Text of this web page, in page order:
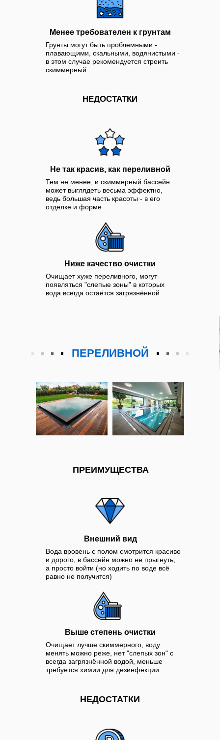
Менее требователен к грунтам
Грунты могут быть проблемными -
плавающими, скальными, водянистыми -
в этом случае рекомендуется строить
скиммерный
НЕДОСТАТКИ
Не так красив, как переливной
Тем не менее, и скиммерный бассейн
может выглядеть весьма эффектно,
ведь большая часть красоты - в его
отделке и форме
Ниже качество очистки
Очищает хуже переливного, могут
появляться "слепые зоны" в которых
вода всегда остаётся загрязнённой
ПРЕИМУЩЕСТВА
Внешний вид
Вода вровень с полом смотрится красиво
и дорого, в бассейн можно не прыгнуть,
а просто войти (но ходить по воде всё
равно не получится)
Выше степень очистки
Очищает лучше скиммерного, воду
менять можно реже, нет "слепых зон" с
всегда загрязнённой водой, меньше
требуется химии для дезинфекции
НЕДОСТАТКИ
ПЕРЕЛИВНОЙ